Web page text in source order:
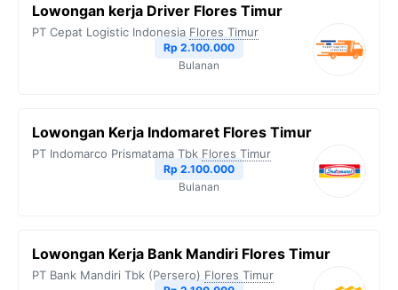
Lowongan kerja Driver Flores Timur
PT Cepat Logistic Indonesia Flores Timur
Rp 2.100.000
Bulanan
Lowongan Kerja Indomaret Flores Timur
PT Indomarco Prismatama Tbk Flores Timur
Rp 2.100.000
Bulanan
Lowongan Kerja Bank Mandiri Flores Timur
PT Bank Mandiri Tbk (Persero) Flores Timur